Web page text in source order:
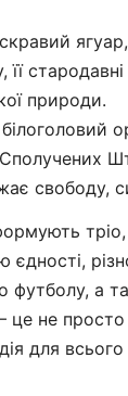
її
природи.
свободу,
єдності,
футболу, а
не просто
для всього